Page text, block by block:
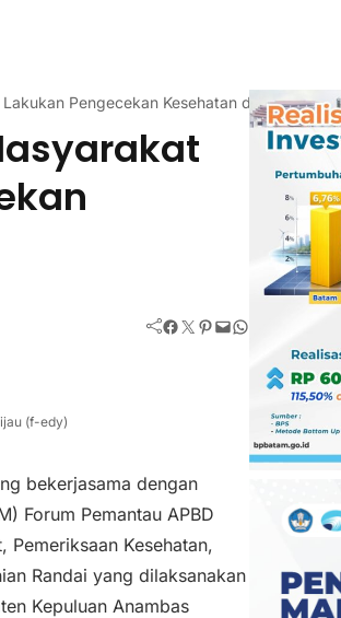
Pengecekan Kesehatan dan Fogging
Facebook Twitter Pinterest Mail WhatsApp
(f-edy)
bekerjasama dengan
Forum Pemantau APBD
Pemeriksaan Kesehatan,
Randai yang dilaksanakan
Kepuluan Anambas